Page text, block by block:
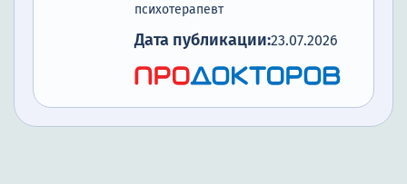
психотерапевт
Дата публикации:23.07.2026